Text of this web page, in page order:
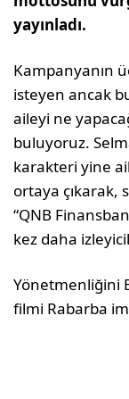
yayınladı.
Kampanyanın
isteyen ancak
aileyi ne
buluyoruz.
karakteri yine
ortaya çıkarak,
“QNB
kez daha
Yönetmenliğini
filmi Rabarba